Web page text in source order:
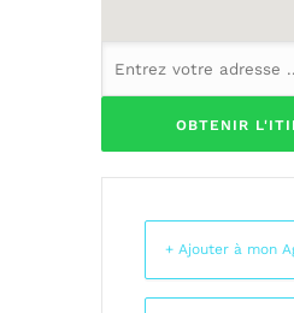
+ Ajouter à mon